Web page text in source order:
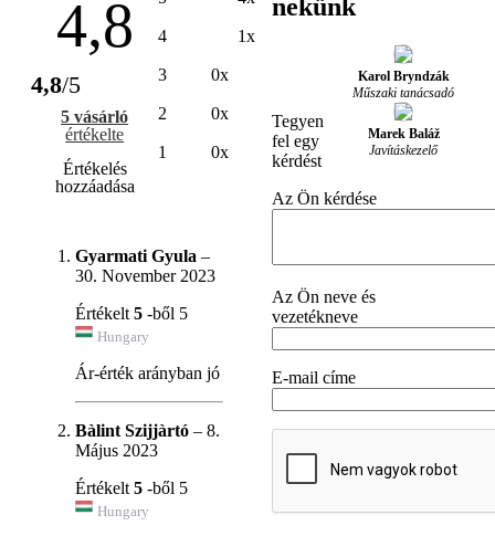
4,8
4,8/5
5 vásárló
értékelte
Értékelés
hozzáadása
4 1x
3 0x
2 0x
1 0x
Gyarmati Gyula –
30. November 2023
Értékelt 5 -ből 5
Hungary
Ár-érték arányban jó
Bàlint Szijjàrtó – 8.
Május 2023
Értékelt 5 -ből 5
Hungary
nekünk
Karol Bryndzák
Műszaki tanácsadó
Marek Baláž
Javításkezelő
Tegyen
fel egy
kérdést
Az Ön kérdése
Az Ön neve és
vezetékneve
E-mail címe